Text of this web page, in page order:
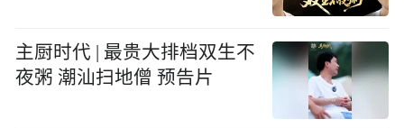
主厨时代 | 最贵大排档双生不
夜粥 潮汕扫地僧 预告片